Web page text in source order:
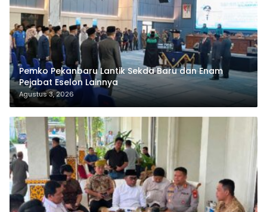
Pemko Pekanbaru Lantik Sekda Baru dan Enam
Pejabat Eselon Lainnya
Agustus 3, 2026